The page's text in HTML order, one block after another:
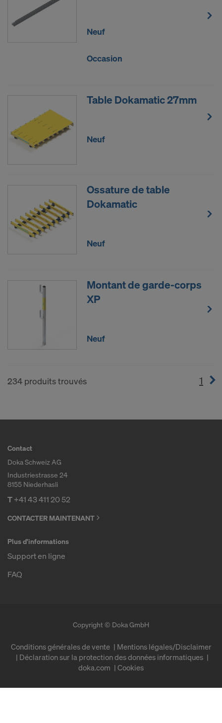
Neuf
Occasion
Table Dokamatic 27mm
Neuf
Ossature de table
Dokamatic
Neuf
Montant de garde-corps
XP
Neuf
234 produits trouvés 1
Contact
Doka Schweiz AG
Industriestrasse 24
8155 Niederhasli
T+41 43 411 20 52
CONTACTER MAINTENANT
Plus d'informations
Support en ligne
FAQ
Copyright © Doka GmbH
Conditions générales de vente
Mentions légales/Disclaimer
Déclaration sur la protection des données informatiques
doka.com
Cookies